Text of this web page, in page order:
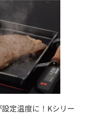
定温度に！Kシリー